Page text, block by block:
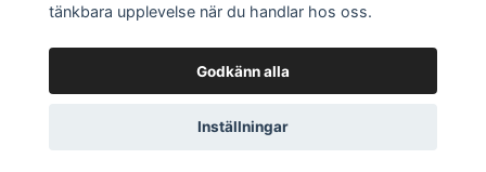
© 2026 Amuletten
tänkbara upplevelse när du handlar hos oss.
Godkänn alla
Inställningar